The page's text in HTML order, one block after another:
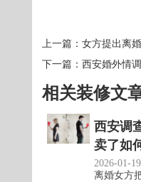
上一篇：女方提出离
下一篇：西安婚外情
相关装修文
西安调
卖了如
2026-01-19
离婚女方